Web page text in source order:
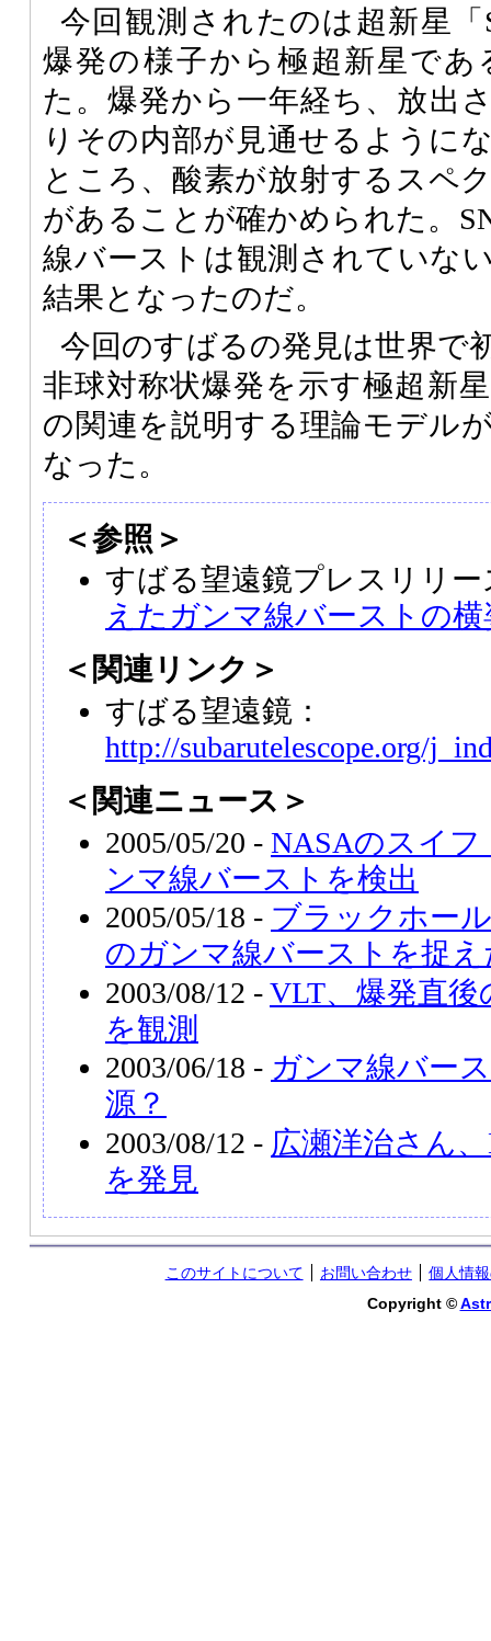
今回観測されたのは超新星「
爆発の様子から極超新星で
た。爆発から一年経ち、放出
りその内部が見通せるように
ところ、酸素が放射するスペ
があることが確かめられた。
線バーストは観測されていな
結果となったのだ。
今回のすばるの発見は世界で
非球対称状爆発を示す極超新
の関連を説明する理論モデル
なった。
＜参照＞
すばる望遠鏡プレスリリ
えたガンマ線バーストの横
＜関連リンク＞
すばる望遠鏡：
http://subarutelescope.org/
＜関連ニュース＞
2005/05/20 - NASAのスイフ
ンマ線バーストを検出
2005/05/18 - ブラックホー
のガンマ線バーストを捉え
2003/08/12 -VLT、爆発直後
を観測
2003/06/18 - ガンマ線バー
源？
2003/08/12 - 広瀬洋治さん
を発見
このサイトについて お問い合わせ
個人情
Copyright ©